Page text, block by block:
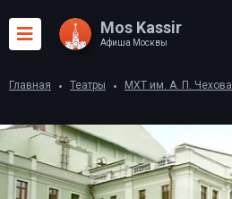
Mos Kassir
Афиша Москвы
Главная Театры МХТ им. А. П. Чехова